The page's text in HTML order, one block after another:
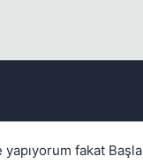
fakat